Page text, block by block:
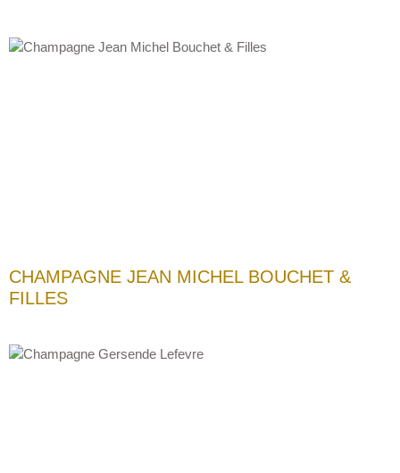
CHAMPAGNE JEAN MICHEL BOUCHET &
FILLES